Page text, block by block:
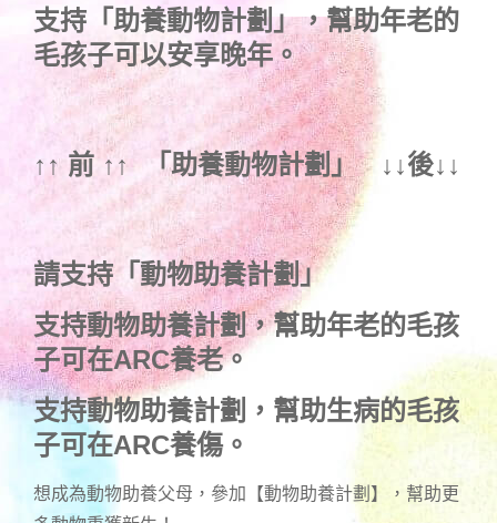
支持 「助養動物計劃」，幫助年老的
毛孩子可以安享晚年。
↑↑ 前 ↑↑ 「助養動物計劃」 ↓↓後↓↓
請支持「動物助養計劃」
支持動物助養計劃，幫助年老的毛孩
子可在ARC養老。
支持動物助養計劃，幫助生病的毛孩
子可在ARC養傷。
想成為動物助養父母，參加【動物助養計劃】，幫助更